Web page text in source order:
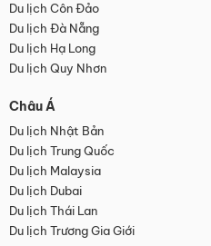
Du lịch Côn Đảo
Du lịch Đà Nẵng
Du lịch Hạ Long
Du lịch Quy Nhơn
Châu Á
Du lịch Nhật Bản
Du lịch Trung Quốc
Du lịch Malaysia
Du lịch Dubai
Du lịch Thái Lan
Du lịch Trương Gia Giới